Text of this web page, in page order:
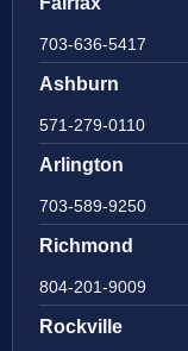
703-636-5417
Ashburn
571-279-0110
Arlington
703-589-9250
Richmond
804-201-9009
Rockville